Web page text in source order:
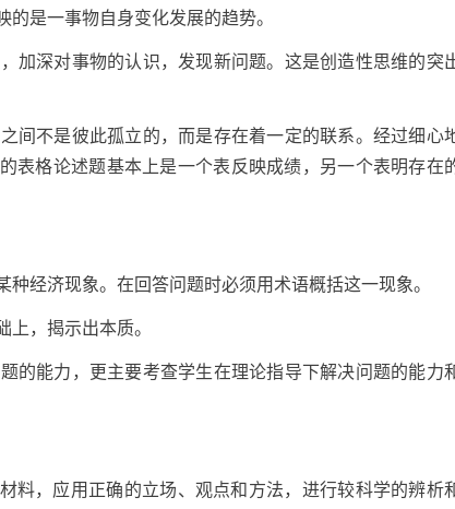
是一事物自身变化发展的趋势。
加深对事物的认识，发现新问题。这是创造性思维的突
间不是彼此孤立的，而是存在着一定的联系。经过细心
表格论述题基本上是一个表反映成绩，另一个表明存在
经济现象。在回答问题时必须用术语概括这一现象。
，揭示出本质。
的能力，更主要考查学生在理论指导下解决问题的能力
料，应用正确的立场、观点和方法，进行较科学的辨析